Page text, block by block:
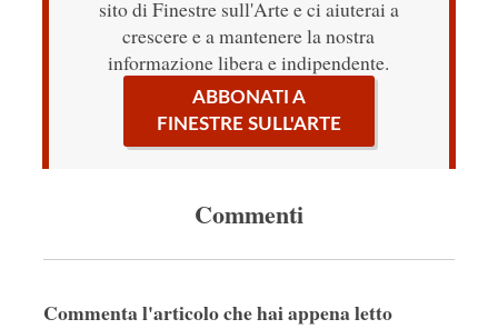
sito di Finestre sull'Arte e ci aiuterai a
crescere e a mantenere la nostra
informazione libera e indipendente.
ABBONATI A
FINESTRE SULL'ARTE
Commenti
Commenta l'articolo che hai appena letto